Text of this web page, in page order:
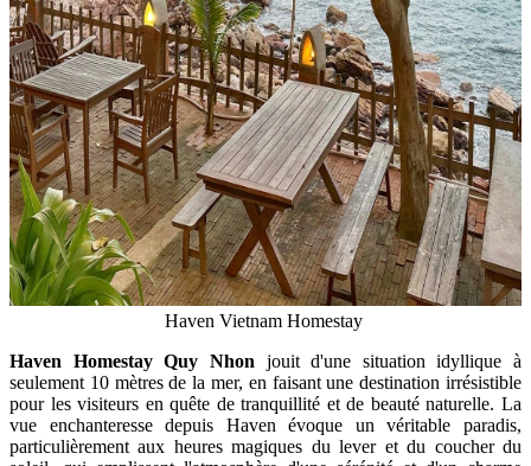
Haven Vietnam Homestay
Haven Homestay Quy Nhon jouit d'une situation idyllique à
seulement 10 mètres de la mer, en faisant une destination irrésistible
pour les visiteurs en quête de tranquillité et de beauté naturelle. La
vue enchanteresse depuis Haven évoque un véritable paradis,
particulièrement aux heures magiques du lever et du coucher du